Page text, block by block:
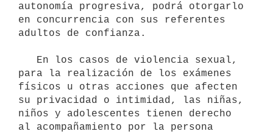
autonomía progresiva, podrá otorgarlo
en concurrencia con sus referentes
adultos de confianza.
para la realización de los exámenes
físicos u otras acciones que afecten
su privacidad o intimidad, las niñas,
niños y adolescentes tienen derecho
al acompañamiento por la persona